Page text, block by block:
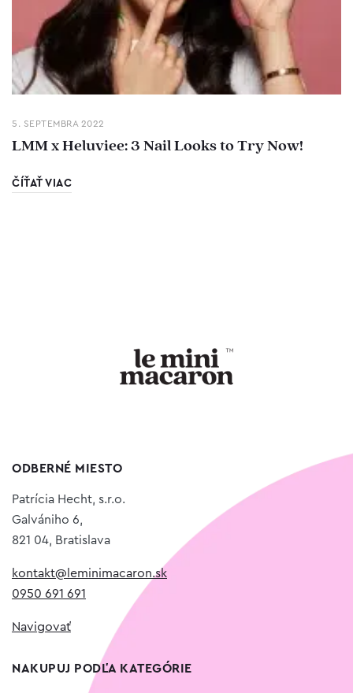
5. SEPTEMBRA 2022
LMM x Heluviee: 3 Nail Looks to Try Now!
ČÍŤAŤ VIAC
ODBERNÉ MIESTO
Patrícia Hecht, s.r.o.
Galvániho 6,
821 04, Bratislava
kontakt@leminimacaron.sk
0950 691 691
Navigovať
NAKUPUJ PODĽA KATEGÓRIE